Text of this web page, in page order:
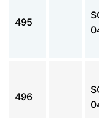
495
496